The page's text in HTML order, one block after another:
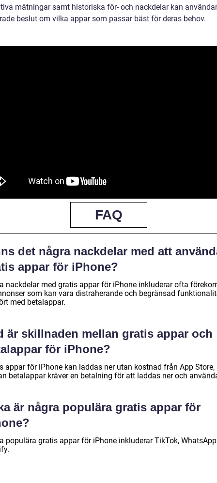
mätningar samt historiska för- och nackdelar kan
beslut om vilka appar som passar bäst för deras behov.
FAQ
det några nackdelar med att
appar för iPhone?
nackdelar med gratis appar för iPhone inkluderar ofta
som kan vara distraherande och begränsad
med betalappar.
är skillnaden mellan gratis appar och
för iPhone?
appar för iPhone kan laddas ner utan kostnad från App Store,
betalappar kräver en betalning för att laddas ner och
är några populära gratis appar för
populära gratis appar för iPhone inkluderar TikTok,